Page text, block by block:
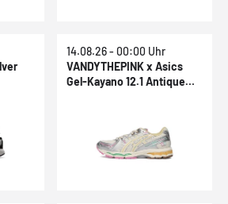
14.08.26 - 00:00 Uhr
VANDYTHEPINK x Asics
Gel-Kayano 12.1 Antique